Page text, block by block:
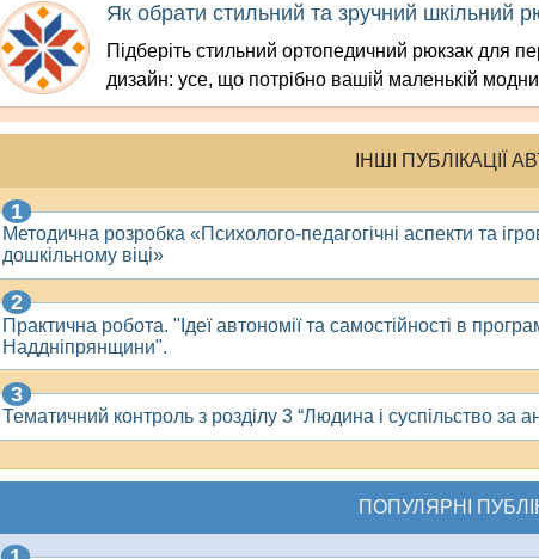
Як обрати стильний та зручний шкільний
Підберіть стильний ортопедичний рюкзак для
дизайн: усе, що потрібно вашій маленькій
ІНШІ ПУБЛІКАЦІЇ
Методична розробка «Психолого-педагогічні аспекти та
дошкільному віці»
Практична робота. "Ідеї автономії та самостійності в
Наддніпрянщини".
Тематичний контроль з розділу 3 “Людина і суспільство за
ПОПУЛЯРНІ